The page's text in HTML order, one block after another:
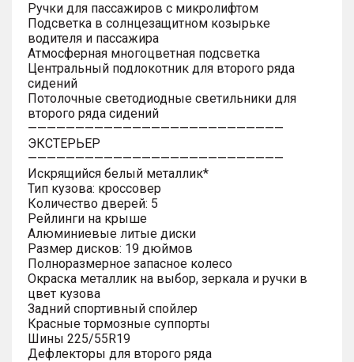
Ручки для пассажиров с микролифтом
Подсветка в солнцезащитном козырьке
водителя и пассажира
Атмосферная многоцветная подсветка
Центральный подлокотник для второго ряда
сидений
Потолочные светодиодные светильники для
второго ряда сидений
———————————————————————————
ЭКСТЕРЬЕР
———————————————————————————
Искрящийся белый металлик*
Тип кузова: кроссовер
Количество дверей: 5
Рейлинги на крыше
Алюминиевые литые диски
Размер дисков: 19 дюймов
Полноразмерное запасное колесо
Окраска металлик на выбор, зеркала и ручки в
цвет кузова
Задний спортивный спойлер
Красные тормозные суппорты
Шины 225/55R19
Дефлекторы для второго ряда